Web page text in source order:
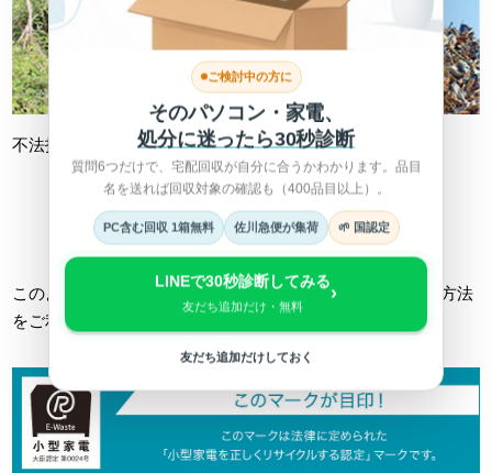
不法投棄 不適切処理
詳しくは総務省HPへ >
このようなトラブルに巻き込まれない為にも、正しい回収方法
をご利用ください。
ご検討中の方に
そのパソコン・家電、
処分に迷ったら30秒診断
質問6つだけで、宅配回収が自分に合うかわかります。品目
名を送れば回収対象の確認も（400品目以上）。
PC含む回収 1箱無料 佐川急便が集荷 🌱 国認定
LINEで30秒診断してみる
友だち追加だけ・無料
›
友だち追加だけしておく